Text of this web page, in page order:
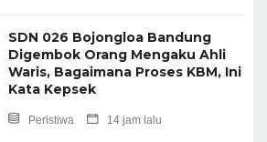
SDN 026 Bojongloa Bandung
Digembok Orang Mengaku Ahli
Waris, Bagaimana Proses KBM, Ini
Kata Kepsek
Peristiwa 14 jam lalu